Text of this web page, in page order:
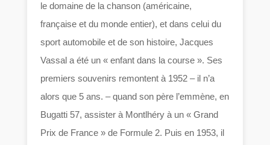
le domaine de la chanson (américaine,
française et du monde entier), et dans celui du
sport automobile et de son histoire, Jacques
Vassal a été un « enfant dans la course ». Ses
premiers souvenirs remontent à 1952 – il n’a
alors que 5 ans. – quand son père l’emmène, en
Bugatti 57, assister à Montlhéry à un « Grand
Prix de France » de Formule 2. Puis en 1953, il